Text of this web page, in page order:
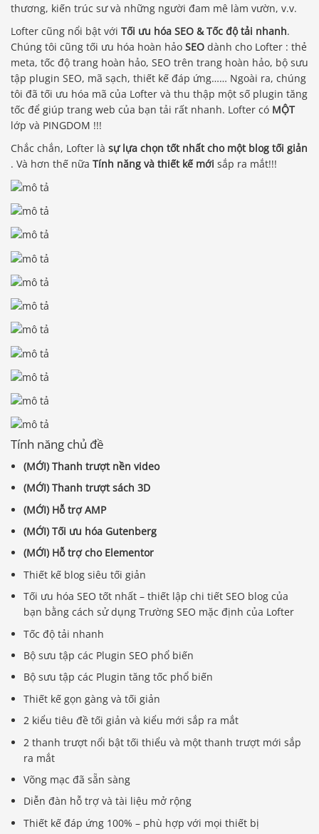
thương, kiến ​​trúc sư và những người đam mê làm vườn, v.v.
Lofter cũng nổi bật với Tối ưu hóa SEO & Tốc độ tải nhanh.
Chúng tôi cũng tối ưu hóa hoàn hảo SEO dành cho Lofter : thẻ
meta, tốc độ trang hoàn hảo, SEO trên trang hoàn hảo, bộ sưu
tập plugin SEO, mã sạch, thiết kế đáp ứng…… Ngoài ra, chúng
tôi đã tối ưu hóa mã của Lofter và thu thập một số plugin tăng
tốc để giúp trang web của bạn tải rất nhanh. Lofter có MỘT
lớp và PINGDOM !!!
Chắc chắn, Lofter là sự lựa chọn tốt nhất cho một blog tối giản
. Và hơn thế nữa Tính năng và thiết kế mới sắp ra mắt!!!
Tính năng chủ đề
(MỚI) Thanh trượt nền video
(MỚI) Thanh trượt sách 3D
(MỚI) Hỗ trợ AMP
(MỚI) Tối ưu hóa Gutenberg
(MỚI) Hỗ trợ cho Elementor
Thiết kế blog siêu tối giản
Tối ưu hóa SEO tốt nhất – thiết lập chi tiết SEO blog của
bạn bằng cách sử dụng Trường SEO mặc định của Lofter
Tốc độ tải nhanh
Bộ sưu tập các Plugin SEO phổ biến
Bộ sưu tập các Plugin tăng tốc phổ biến
Thiết kế gọn gàng và tối giản
2 kiểu tiêu đề tối giản và kiểu mới sắp ra mắt
2 thanh trượt nổi bật tối thiểu và một thanh trượt mới sắp
ra mắt
Võng mạc đã sẵn sàng
Diễn đàn hỗ trợ và tài liệu mở rộng
Thiết kế đáp ứng 100% – phù hợp với mọi thiết bị